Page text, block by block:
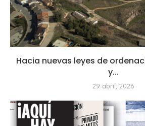
Hacia nuevas leyes de
y...
29 abril, 2026